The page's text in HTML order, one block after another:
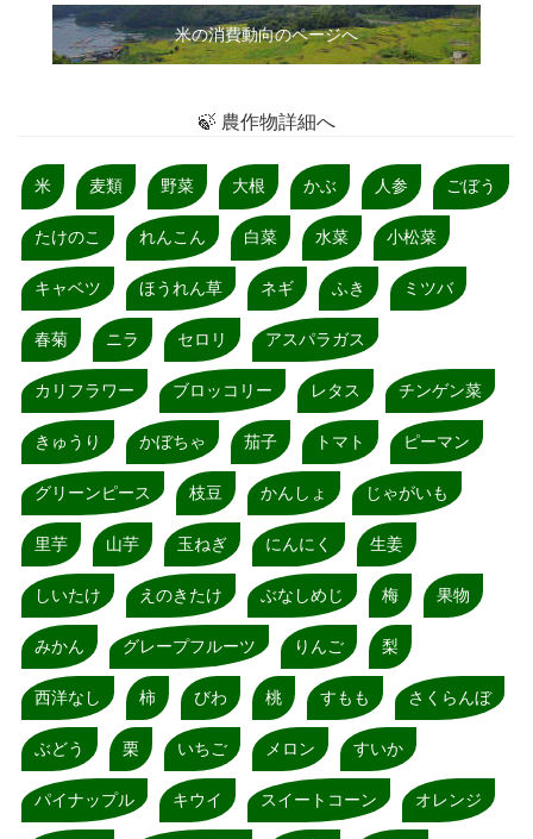
米の消費動向のページへ
🍃 農作物詳細へ
米 麦類 野菜 大根 かぶ 人参 ごぼう
たけのこ れんこん 白菜 水菜 小松菜
キャベツ ほうれん草 ネギ ふき ミツバ
春菊 ニラ セロリ アスパラガス
カリフラワー ブロッコリー レタス チンゲン菜
きゅうり かぼちゃ 茄子 トマト ピーマン
グリーンピース 枝豆 かんしょ じゃがいも
里芋 山芋 玉ねぎ にんにく 生姜
しいたけ えのきたけ ぶなしめじ 梅 果物
みかん グレープフルーツ りんご 梨
西洋なし 柿 びわ 桃 すもも さくらんぼ
ぶどう 栗 いちご メロン すいか
パイナップル キウイ スイートコーン オレンジ